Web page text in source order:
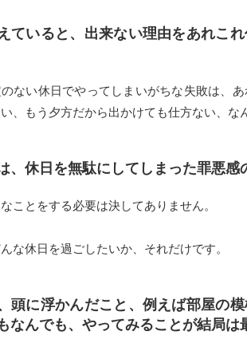
ていると、出来ない理由をあれこ
ない休日でやってしまいがちな失敗は、
、もう夕方だから出かけても仕方ない、な
、休日を無駄にしてしまった罪悪感
ことをする必要は決してありません。
な休日を過ごしたいか、それだけです。
頭に浮かんだこと、例えば部屋の
なんでも、やってみることが結局は